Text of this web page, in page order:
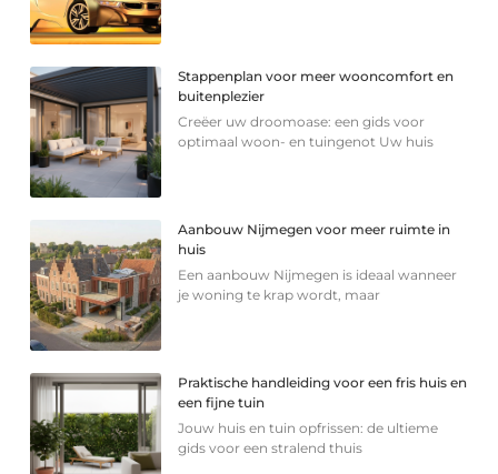
Stappenplan voor meer wooncomfort en
buitenplezier
Creëer uw droomoase: een gids voor
optimaal woon- en tuingenot Uw huis
Aanbouw Nijmegen voor meer ruimte in
huis
Een aanbouw Nijmegen is ideaal wanneer
je woning te krap wordt, maar
Praktische handleiding voor een fris huis en
een fijne tuin
Jouw huis en tuin opfrissen: de ultieme
gids voor een stralend thuis